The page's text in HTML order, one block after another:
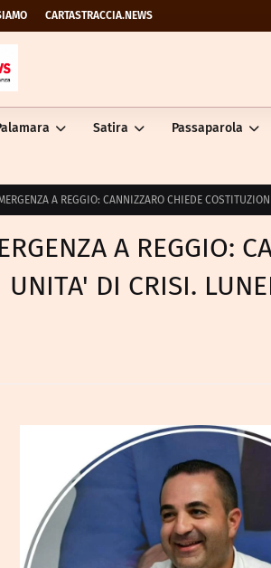
CARTASTRACCIA.NEWS
Satira Passaparola
A REGGIO: CANNIZZARO CHIEDE
A REGGIO:
UNITA' DI CRISI.